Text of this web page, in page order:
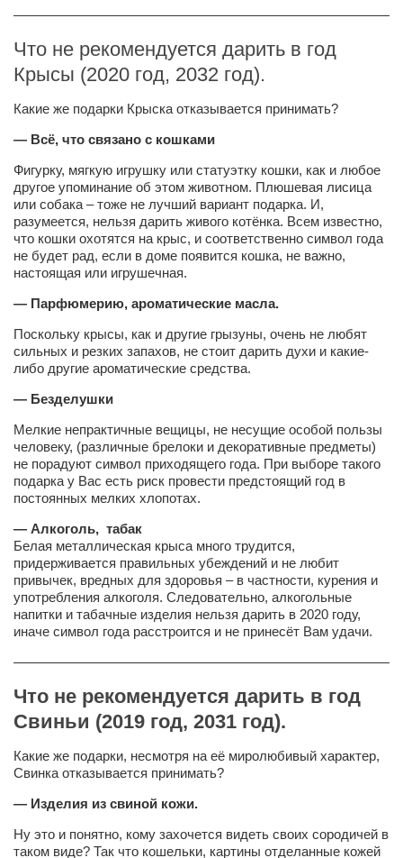
Что не рекомендуется дарить в год
Крысы (2020 год, 2032 год).
Какие же подарки Крыска отказывается принимать?
— Всё, что связано с кошками
Фигурку, мягкую игрушку или статуэтку кошки, как и любое
другое упоминание об этом животном. Плюшевая лисица
или собака – тоже не лучший вариант подарка. И,
разумеется, нельзя дарить живого котёнка. Всем известно,
что кошки охотятся на крыс, и соответственно символ года
не будет рад, если в доме появится кошка, не важно,
настоящая или игрушечная.
— Парфюмерию, ароматические масла.
Поскольку крысы, как и другие грызуны, очень не любят
сильных и резких запахов, не стоит дарить духи и какие-
либо другие ароматические средства.
— Безделушки
Мелкие непрактичные вещицы, не несущие особой пользы
человеку, (различные брелоки и декоративные предметы)
не порадуют символ приходящего года. При выборе такого
подарка у Вас есть риск провести предстоящий год в
постоянных мелких хлопотах.
— Алкоголь, табак
Белая металлическая крыса много трудится,
придерживается правильных убеждений и не любит
привычек, вредных для здоровья – в частности, курения и
употребления алкоголя. Следовательно, алкогольные
напитки и табачные изделия нельзя дарить в 2020 году,
иначе символ года расстроится и не принесёт Вам удачи.
Что не рекомендуется дарить в год
Свиньи (2019 год, 2031 год).
Какие же подарки, несмотря на её миролюбивый характер,
Свинка отказывается принимать?
— Изделия из свиной кожи.
Ну это и понятно, кому захочется видеть своих сородичей в
таком виде? Так что кошельки, картины отделанные кожей